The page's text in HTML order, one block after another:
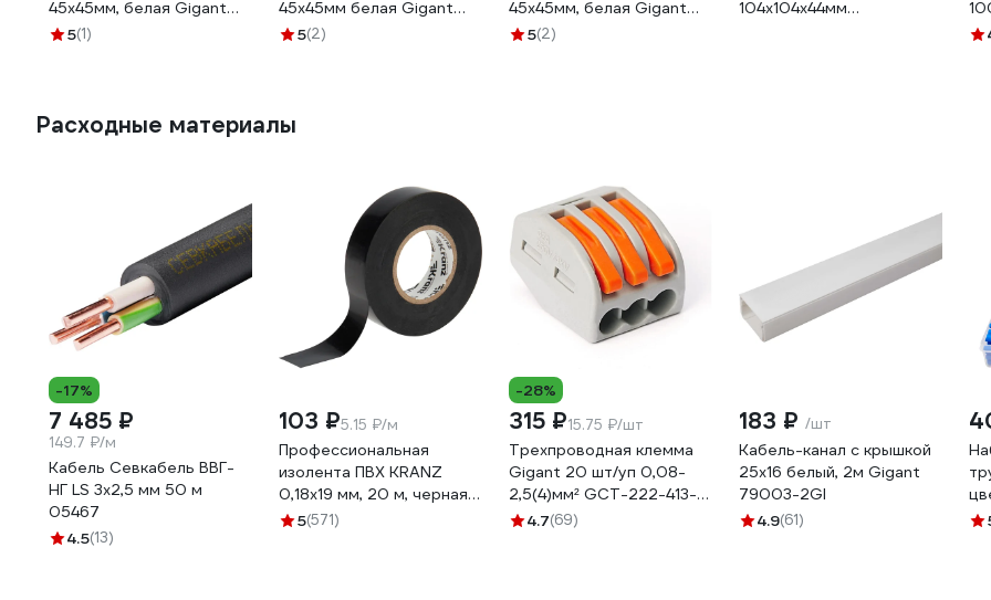
45х45мм, белая Gigant
72946-1GI
5(1)
45х45мм белая Gigant
72914-1GI
5(2)
45х45мм, белая Gigant
72944-1GI
5(2)
104x104x44мм
Расходные материалы
-17%
7 485 ₽
149.7 ₽/м
Кабель Севкабель ВВГ-
НГ LS 3х2,5 мм 50 м
05467
4.5(13)
103 ₽5.15 ₽/м
Профессиональная
изолента ПВХ KRANZ
0,18х19 мм, 20 м, черная
KR-09-2806
5(571)
-28%
315 ₽15.75 ₽/шт
Трехпроводная клемма
Gigant 20 шт/уп 0,08-
2,5(4)мм² GCT-222-413-
204.7(69)
183 ₽ /шт
Кабель-канал с крышкой
25х16 белый, 2м Gigant
79003-2GI
4.9(61)
13